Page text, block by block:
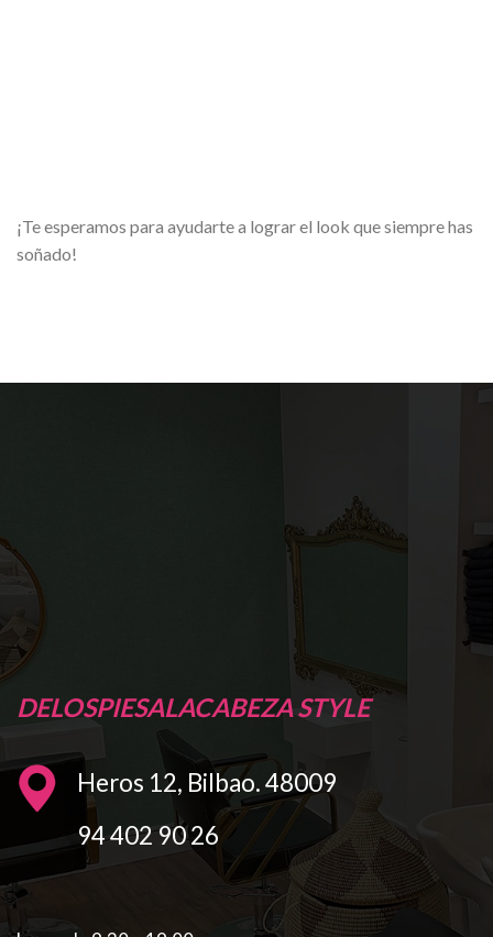
¡Te esperamos para ayudarte a lograr el look que siempre has
soñado!
DELOSPIESALACABEZA STYLE
Heros 12, Bilbao. 48009
94 402 90 26